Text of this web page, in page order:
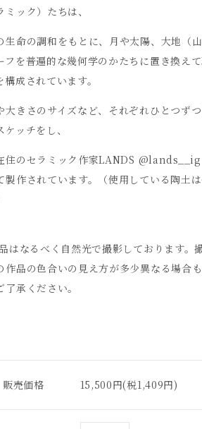
ミック）たちは、
生命の調和をもとに、月や太陽、大地（
フを普遍的な幾何学のかたちに置き換え
構成されています。
大きさのサイズなど、それぞれひとつず
ケッチをし、
住のセラミック作家LANDS
製作されています。（使用している陶土
はなるべく自然光で撮影しております。
作品の色合いの見え方が多少異なる場合
了承ください。
販売価格 15,500円(税1,409円)